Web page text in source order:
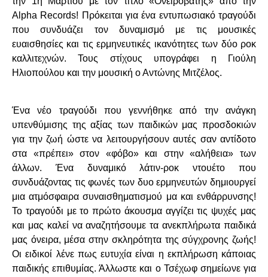
Αlpha Records! Πρόκειται για ένα εντυπωσιακό τραγούδι
που συνδυάζει τον δυναμισμό με τις μουσικές
ευαισθησίες και τις ερμηνευτικές ικανότητες των δύο ροκ
καλλιτεχνών. Τους στίχους υπογράφει η Γιούλη
Ηλιοπούλου και την μουσική ο Αντώνης Μιτζέλος.
Ένα νέο τραγούδι που γεννήθηκε από την ανάγκη
υπενθύμισης της αξίας των παιδικών μας προσδοκιών
για την ζωή ώστε να λειτουργήσουν αυτές σαν αντίδοτο
στα «πρέπει» στον «φόβο» και στην «αλήθεια» των
άλλων. Ένα δυναμικό λάτιν-ροκ ντουέτο που
συνδυάζοντας τις φωνές των δυο ερμηνευτών δημιουργεί
μια ατμόσφαιρα συναισθηματισμού μα και ενθάρρυνσης!
Το τραγούδι με το πρώτο άκουσμα αγγίζει τις ψυχές μας
και μας καλεί να αναζητήσουμε τα ανεκπλήρωτα παιδικά
μας όνειρα, μέσα στην σκληρότητα της σύγχρονης ζωής!
Οι ειδικοί λένε πως ευτυχία είναι η εκπλήρωση κάποιας
παιδικής επιθυμίας. Άλλωστε και ο Τσέχωφ σημείωνε για